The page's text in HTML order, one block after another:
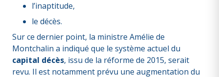
l’inaptitude,
le décès.
Sur ce dernier point, la ministre Amélie de
Montchalin a indiqué que le système actuel du
capital décès, issu de la réforme de 2015, serait
revu. Il est notamment prévu une augmentation du